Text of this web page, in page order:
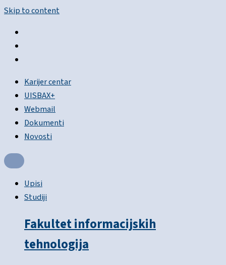
Skip to content
Karijer centar
UISBAX+
Webmail
Dokumenti
Novosti
Upisi
Studiji
Fakultet informacijskih
tehnologija